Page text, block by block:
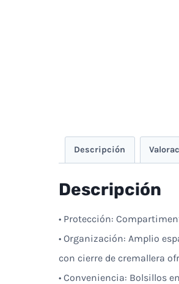
Descripción
Descripción
• Protección:
• Organización: Amplio
con cierre de cremallera
• Conveniencia: Bolsillos